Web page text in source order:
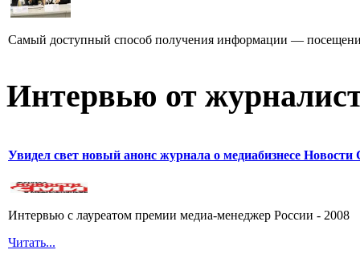
Самый доступный способ получения информации —
Интервью от
Увидел свет новый анонс журнала о медиабизнесе
Интервью с лауреатом премии медиа-менеджер России - 2008
Читать...